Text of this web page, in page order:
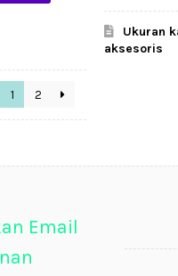
1 2
Ukuran
aksesoris
Email